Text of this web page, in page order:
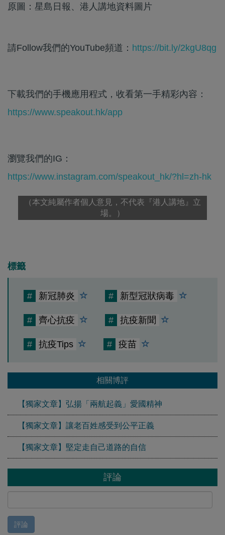
原圖：星島日報、港人講地資料圖片
請Follow我們的YouTube頻道： https://bit.ly/2kgU8qg
下載我們的手機應用程式，收看第一手精彩內容：
https://www.speakout.hk/app
瀏覽我們的IG：
https://www.instagram.com/speakout_hk/?hl=zh-hk
（本文純屬作者個人意見，不代表『港人講地』立
場。）
標籤
# 新冠肺炎 # 新型冠狀病毒
# 齊心抗疫 # 抗疫新聞
# 抗疫Tips # 疫苗
相關博評
【獨家文章】弘揚「兩航起義」愛國精神
【獨家文章】讓老百姓感受到公平正義
【獨家文章】堅定走自己道路的自信
評論
評論